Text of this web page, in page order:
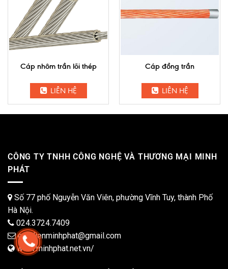
Cáp nhôm trần lõi thép
LIÊN HỆ
Cáp đồng trần
LIÊN HỆ
CÔNG TY TNHH CÔNG NGHỆ VÀ THƯƠNG MẠI MINH
PHÁT
Số 77 phố Nguyễn Văn Viên, phường Vĩnh Tuy, thành Phố
Hà Nội.
024.3724.7409
capdienminhphat@gmail.com
www.minhphat.net.vn/